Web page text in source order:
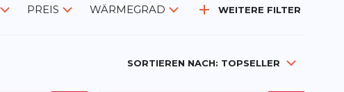
PREIS WÄRMEGRAD WEITERE FILTER
SORTIEREN NACH: TOPSELLER